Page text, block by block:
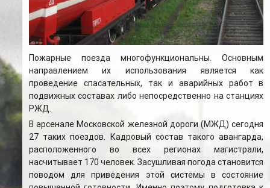
Пожарные поезда многофункциональны. Основным
направлением их использования является как
проведение спасательных, так и аварийных работ в
подвижных составах либо непосредственно на станциях
РЖД.
В арсенале Московской железной дороги (МЖД) сегодня
27 таких поездов. Кадровый состав такого авангарда,
расположенного во всех регионах магистрали,
насчитывает 170 человек. Засушливая погода становится
поводом для приведения этой системы в состояние